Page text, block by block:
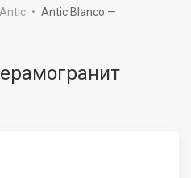
Antic
Antic Blanco —